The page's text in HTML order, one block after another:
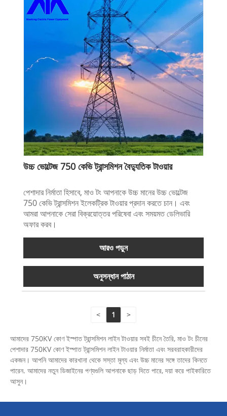
উচ্চ ভোল্টেজ 750 কেভি ট্রান্সমিশন বৈদ্যুতিক টাওয়ার
পেশাদার নির্মাতা হিসাবে, মাও টং আপনাকে উচ্চ মানের উচ্চ ভোল্টেজ
750 কেভি ট্রান্সমিশন ইলেকট্রিক টাওয়ার প্রদান করতে চান। এবং
আমরা আপনাকে সেরা বিক্রয়োত্তর পরিষেবা এবং সময়মত ডেলিভারি
অফার করব।
আরও পড়ুন
অনুসন্ধান পাঠান
< 1 >
আমাদের 750KV কোণ ইস্পাত ট্রান্সমিশন লাইন টাওয়ার সবই চীনে তৈরি, মাও টং চীনের
পেশাদার 750KV কোণ ইস্পাত ট্রান্সমিশন লাইন টাওয়ার নির্মাতা এবং সরবরাহকারীদের
একজন। আপনি আমাদের কারখানা থেকে সস্তা মূল্য এবং উচ্চ মানের সঙ্গে তাদের কিনতে
পারেন. আমাদের নতুন ডিজাইনের পণ্যগুলি আপনাকে ছাড় দিতে পারে, দয়া করে পাইকারিতে
আসুন।